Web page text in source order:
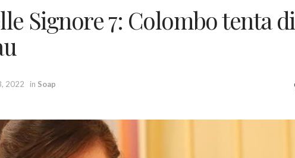
Signore 7: Colombo tenta di
2022 in Soap